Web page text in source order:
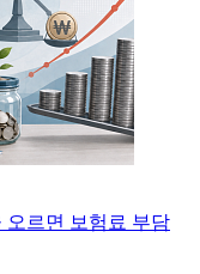
오르면 보험료 부담